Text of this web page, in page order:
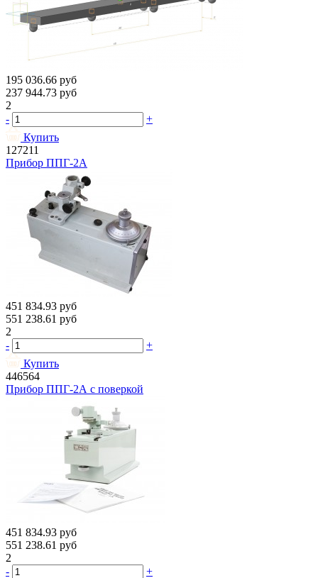
195 036.66 руб
237 944.73 руб
2
-
+
Купить
127211
Прибор ППГ-2А
451 834.93 руб
551 238.61 руб
2
-
+
Купить
446564
Прибор ППГ-2А с поверкой
451 834.93 руб
551 238.61 руб
2
-
+